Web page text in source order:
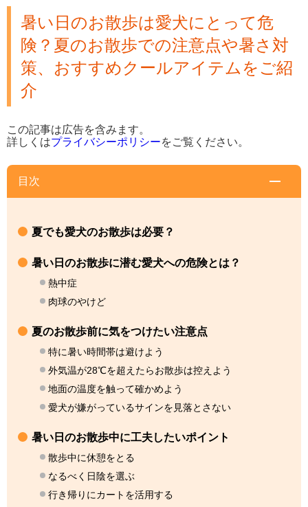
暑い日のお散歩は愛犬にとって危
険？夏のお散歩での注意点や暑さ対
策、おすすめクールアイテムをご紹
介
この記事は広告を含みます。
詳しくはプライバシーポリシーをご覧ください。
目次
夏でも愛犬のお散歩は必要？
暑い日のお散歩に潜む愛犬への危険とは？
熱中症
肉球のやけど
夏のお散歩前に気をつけたい注意点
特に暑い時間帯は避けよう
外気温が28℃を超えたらお散歩は控えよう
地面の温度を触って確かめよう
愛犬が嫌がっているサインを見落とさない
暑い日のお散歩中に工夫したいポイント
散歩中に休憩をとる
なるべく日陰を選ぶ
行き帰りにカートを活用する